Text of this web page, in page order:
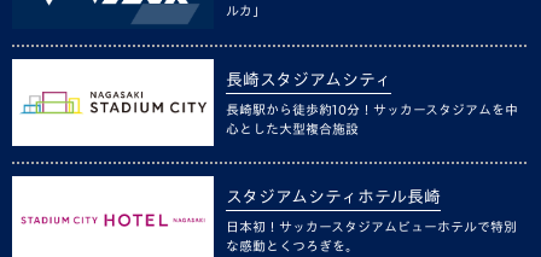
ルカ」
長崎スタジアムシティ
長崎駅から徒歩約10分！サッカースタジアムを中
心とした大型複合施設
スタジアムシティホテル長崎
日本初！サッカースタジアムビューホテルで特別
な感動とくつろぎを。